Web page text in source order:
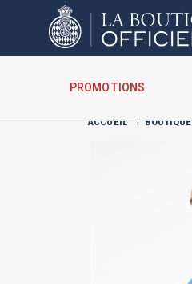
PROMOTIONS
ACCUEIL I BOUTIQUE
Cookies management panel